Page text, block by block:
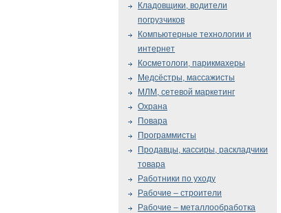
Кладовщики, водители
погрузчиков
Компьютерные технологии и
интернет
Косметологи, парикмахеры
Медсёстры, массажисты
МЛМ, сетевой маркетинг
Охрана
Повара
Программисты
Продавцы, кассиры, раскладчики
товара
Работники по уходу
Рабочие – строители
Рабочие – металлообработка